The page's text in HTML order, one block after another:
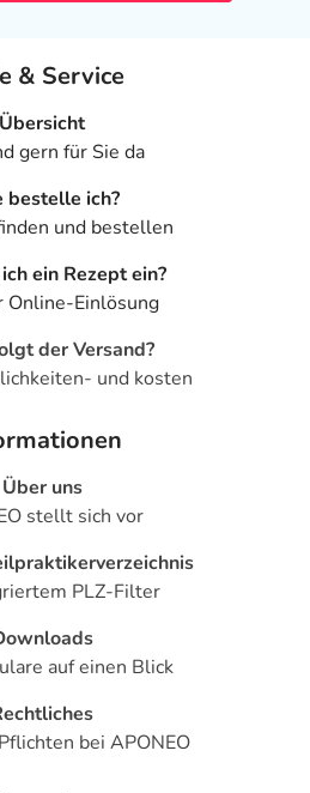
bei Frauen
eines weiteren Arzneimittels
auftreten:
auftritt
Kribbeln, Ameisenlaufen
& Service
Übersicht
gern für Sie da
bestelle ich?
und bestellen
ein Rezept ein?
Online-Einlösung
der Versand?
und kosten
Über uns
stellt sich vor
PLZ-Filter
auf einen Blick
bei APONEO